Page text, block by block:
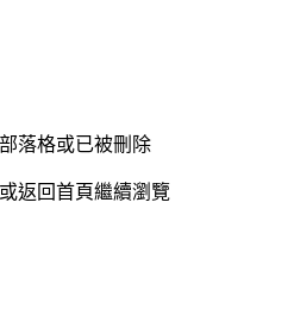
落格或已被刪除
返回首頁繼續瀏覽